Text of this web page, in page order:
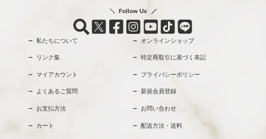
Follow Us
私たちについて オンラインショップ
リンク集 特定商取引に基づく表記
マイアカウント プライバシーポリシー
よくあるご質問 新規会員登録
お支払方法 お問い合わせ
カート 配送方法・送料